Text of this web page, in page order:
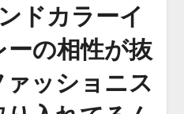
ドカラーイ
の相性が抜
ッショニス